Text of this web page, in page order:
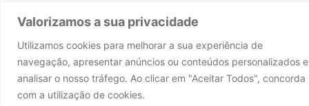
Valorizamos a sua privacidade
Utilizamos cookies para melhorar a sua experiência de
navegação, apresentar anúncios ou conteúdos personalizados e
analisar o nosso tráfego. Ao clicar em "Aceitar Todos", concorda
com a utilização de cookies.